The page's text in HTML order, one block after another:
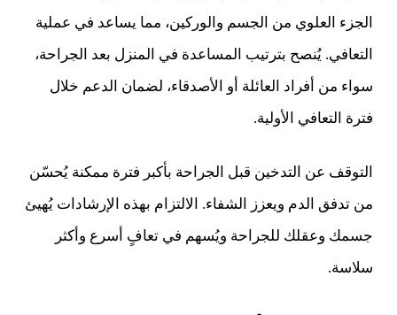
الجزء العلوي من الجسم والوركين، مما يساعد في عملية
التعافي. يُنصح بترتيب المساعدة في المنزل بعد الجراحة،
سواء من أفراد العائلة أو الأصدقاء، لضمان الدعم خلال
فترة التعافي الأولية.
التوقف عن التدخين قبل الجراحة بأكبر فترة ممكنة يُحسّن
من تدفق الدم ويعزز الشفاء. الالتزام بهذه الإرشادات يُهيئ
جسمك وعقلك للجراحة ويُسهم في تعافٍ أسرع وأكثر
سلاسة.